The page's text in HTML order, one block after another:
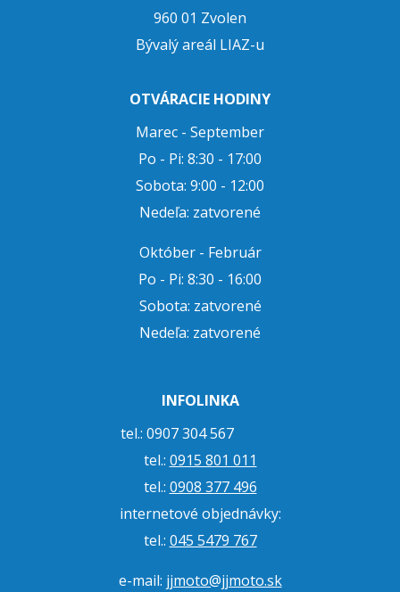
960 01 Zvolen
Bývalý areál LIAZ-u
OTVÁRACIE HODINY
Marec - September
Po - Pi: 8:30 - 17:00
Sobota: 9:00 - 12:00
Nedeľa: zatvorené
Október - Február
Po - Pi: 8:30 - 16:00
Sobota: zatvorené
Nedeľa: zatvorené
INFOLINKA
tel.: 0907 304 567
tel.: 0915 801 011
tel.: 0908 377 496
internetové objednávky:
tel.: 045 5479 767
e-mail: jjmoto@jjmoto.sk